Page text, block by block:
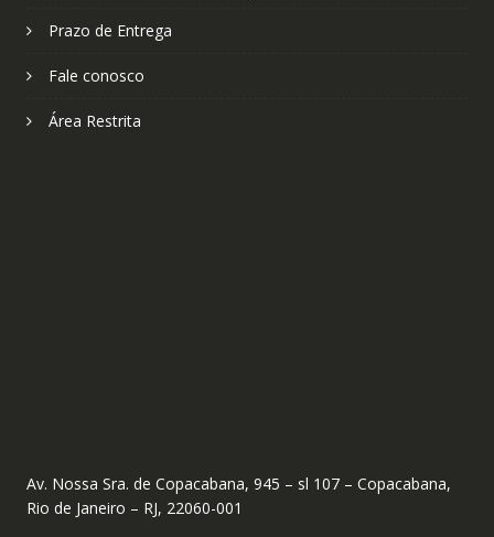
Prazo de Entrega
Fale conosco
Área Restrita
Av. Nossa Sra. de Copacabana, 945 – sl 107 – Copacabana,
Rio de Janeiro – RJ, 22060-001